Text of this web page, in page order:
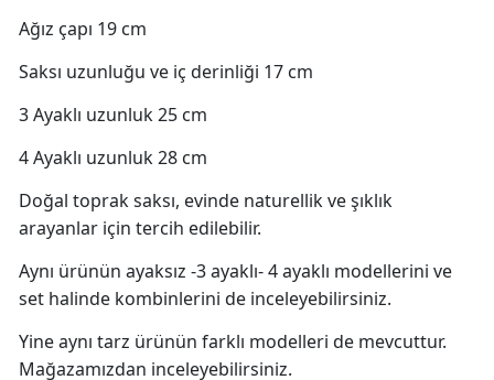
Ağız çapı 19 cm
Saksı uzunluğu ve iç derinliği 17 cm
3 Ayaklı uzunluk 25 cm
4 Ayaklı uzunluk 28 cm
Doğal toprak saksı, evinde naturellik ve şıklık
arayanlar için tercih edilebilir.
Aynı ürünün ayaksız -3 ayaklı- 4 ayaklı modellerini ve
set halinde kombinlerini de inceleyebilirsiniz.
Yine aynı tarz ürünün farklı modelleri de mevcuttur.
Mağazamızdan inceleyebilirsiniz.